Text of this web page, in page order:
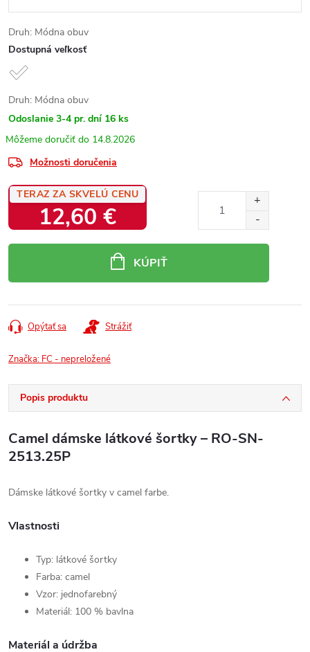
Druh: Módna obuv
Dostupná veľkosť
Druh: Módna obuv
Odoslanie 3-4 pr. dní 16 ks
14.8.2026
Možnosti doručenia
TERAZ ZA SKVELÚ CENU
12,60 €
KÚPIŤ
Opýtať sa Strážiť
Značka: FC - nepreložené
Popis produktu
Camel dámske látkové šortky – RO-SN-
2513.25P
Dámske látkové šortky v camel farbe.
Vlastnosti
Typ: látkové šortky
Farba: camel
Vzor: jednofarebný
Materiál: 100 % bavlna
Materiál a údržba